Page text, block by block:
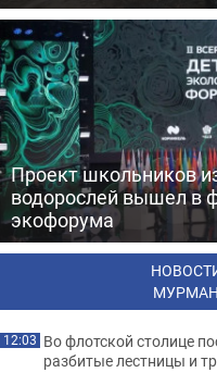
Проект школьников
водорослей вышел в
экофорума
12:03 Во флотской столице
разбитые лестницы и